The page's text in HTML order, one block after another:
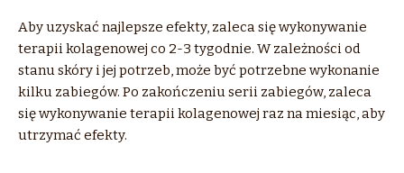
Aby uzyskać najlepsze efekty, zaleca się wykonywanie
terapii kolagenowej co 2-3 tygodnie. W zależności od
stanu skóry i jej potrzeb, może być potrzebne wykonanie
kilku zabiegów. Po zakończeniu serii zabiegów, zaleca
się wykonywanie terapii kolagenowej raz na miesiąc, aby
utrzymać efekty.